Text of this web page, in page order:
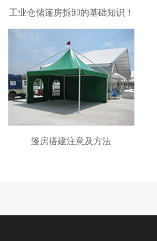
工业仓储篷房拆卸的基础知识！
篷房搭建注意及方法